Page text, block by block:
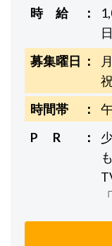
時 給
募集曜日
時間帯
P R